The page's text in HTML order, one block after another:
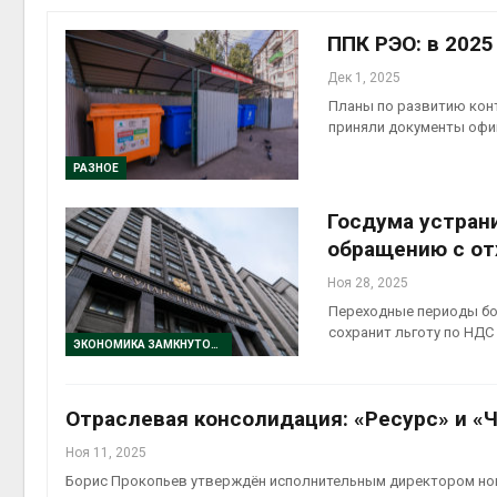
РАЗНОЕ
ППК РЭО: в
Дек 1, 2025
Планы по развитию
приняли документы
ЭКОНОМИКА ЗАМКНУТОГО ЦИКЛА
Госдума
обращению с
Ноя 28, 2025
Переходные периоды
сохранит льготу по НДС
Отраслевая консолидация: «Ресурс» и
Ноя 11, 2025
Борис Прокопьев утверждён исполнительным директором
Авг 7,
Авг 7,